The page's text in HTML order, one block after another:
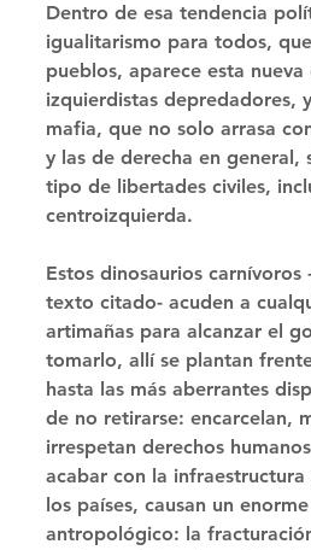
Dentro de esa tendencia
igualitarismo para todos,
pueblos, aparece esta nueva
izquierdistas depredadores,
mafia, que no solo arrasa
y las de derecha en general,
tipo de libertades civiles,
centroizquierda.
Estos dinosaurios carnívoros
texto citado- acuden a
artimañas para alcanzar el
tomarlo, allí se plantan
hasta las más aberrantes
de no retirarse: encarcelan,
irrespetan derechos
acabar con la
los países, causan un
antropológico: la